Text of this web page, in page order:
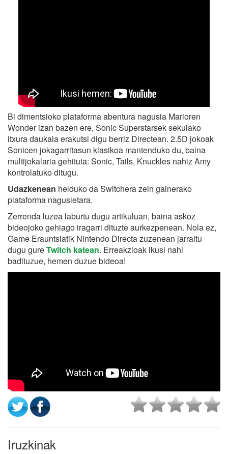
Bi dimentsioko plataforma abentura nagusia Marioren
Wonder izan bazen ere, Sonic Superstarsek sekulako
itxura daukala erakutsi digu berriz Directean. 2.5D jokoak
Sonicen jokagarritasun klasikoa mantenduko du, baina
multijokalaria gehituta: Sonic, Tails, Knuckles nahiz Amy
kontrolatuko ditugu.
Udazkenean helduko da Switchera zein gainerako
plataforma nagusietara.
Zerrenda luzea laburtu dugu artikuluan, baina askoz
bideojoko gehiago iragarri dituzte aurkezpenean. Nola ez,
Game Erauntsiatik Nintendo Directa zuzenean jarraitu
dugu gureTwitch katean. Erreakzioak ikusi nahi
badituzue, hemen duzue bideoa!
Iruzkinak